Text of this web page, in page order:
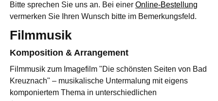
Bitte sprechen Sie uns an. Bei einer Online-Bestellung
vermerken Sie Ihren Wunsch bitte im Bemerkungsfeld.
Filmmusik
Komposition & Arrangement
Filmmusik zum Imagefilm "Die schönsten Seiten von Bad
Kreuznach" – musikalische Untermalung mit eigens
komponiertem Thema in unterschiedlichen